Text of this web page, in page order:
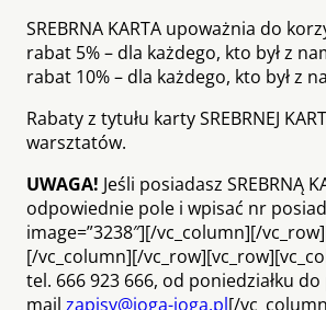
SREBRNA KARTA upoważnia do
rabat 5% – dla każdego, kto był z
rabat 10% – dla każdego, kto był z
Rabaty z tytułu karty SREBRNEJ
warsztatów.
UWAGA! Jeśli posiadasz SREBRNĄ
odpowiednie pole i wpisać nr
image=”3238″][/vc_column][/
[/vc_column][/
tel. 666 923 666, od poniedziałku
mail zapisy@joga-joga.pl[/